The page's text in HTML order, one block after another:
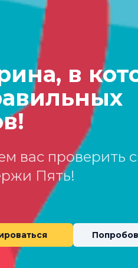
в
вас проверить
Пять!